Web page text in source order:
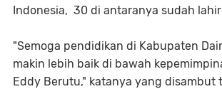
Indonesia, 30 di antaranya sudah lahir
"Semoga pendidikan di Kabupaten
makin lebih baik di bawah
Eddy Berutu," katanya yang disambut